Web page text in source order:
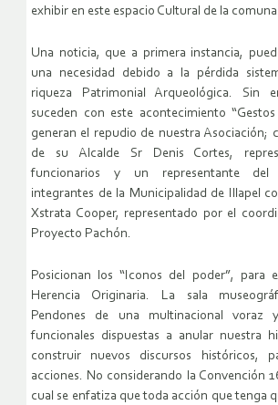
exhibir en este espacio Cultural de la comuna.
Una noticia, que a primera instancia,
una necesidad debido a la pérdida
riqueza Patrimonial Arqueológica. Sin
suceden con este acontecimiento
generan el repudio de nuestra Asociación;
de su Alcalde Sr Denis Cortes,
funcionarios y un representante del
integrantes de la Municipalidad de Illapel
Xstrata Cooper, representado por el
Proyecto Pachón.
Posicionan los “Iconos del poder”, para
Herencia Originaria. La sala
Pendones de una multinacional voraz
funcionales dispuestas a anular nuestra
construir nuevos discursos históricos,
acciones. No considerando la Convención
cual se enfatiza que toda acción que tenga